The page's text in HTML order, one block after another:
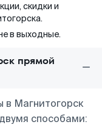
скидки и
в выходные.
прямой
Магнитогорск
способами: